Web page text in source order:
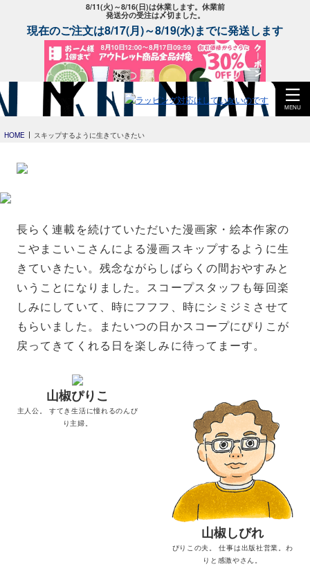
8/11(火)～8/16(日)は休業します。休業前
発送分の受注は〆切ました。
現在のご注文は8/17(月)～8/19(水)までに発送します
MENU
HOME スキップするように生きていきたい
長らく連載を続けていただいた漫画家・絵本作家の
こやまこいこさんによる漫画スキップするように生
きていきたい。残念ながらしばらくの間おやすみと
いうことになりました。スコープスタッフも毎回楽
しみにしていて、時にフフフ、時にシミジミさせて
もらいました。またいつの日かスコープにぴりこが
戻ってきてくれる日を楽しみに待ってまーす。
山椒ぴりこ
主人公。 すてき生活に憧れるのんび
り主婦。
山椒しびれ
ぴりこの夫。 仕事は出版社営業。わ
りと感激やさん。